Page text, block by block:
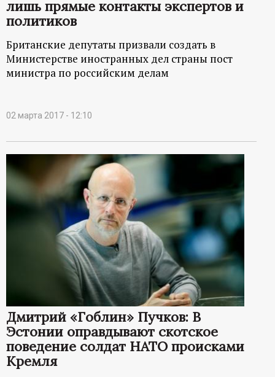
лишь прямые контакты экспертов и
политиков
Британские депутаты призвали создать в
Министерстве иностранных дел страны пост
министра по российским делам
02 марта 2017 - 12:10
Дмитрий «Гоблин» Пучков: В
Эстонии оправдывают скотское
поведение солдат НАТО происками
Кремля